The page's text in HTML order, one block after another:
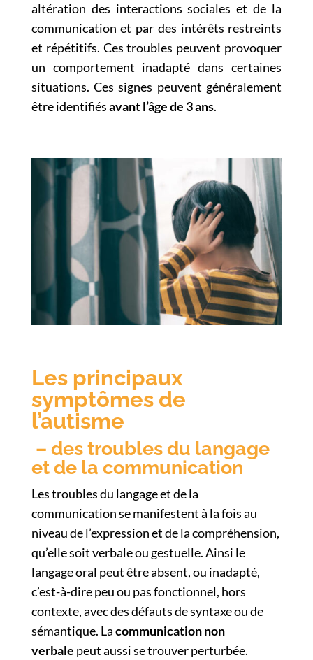
altération des interactions sociales et de la
communication et par des intérêts restreints
et répétitifs. Ces troubles peuvent provoquer
un comportement inadapté dans certaines
situations. Ces signes peuvent généralement
être identifiésavant l’âge de 3 ans.
Les principaux
symptômes de
l’autisme
– des troubles du langage
et de la communication
Les troubles du langage et de la
communication se manifestent à la fois au
niveau de l’expression et de la compréhension,
qu’elle soit verbale ou gestuelle. Ainsi le
langage oral peut être absent, ou inadapté,
c’est-à-dire peu ou pas fonctionnel, hors
contexte, avec des défauts de syntaxe ou de
sémantique. Lacommunication non
verbale peut aussi se trouver perturbée.